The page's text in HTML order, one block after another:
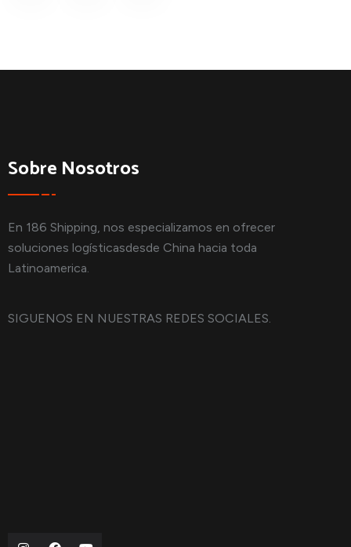
Sobre Nosotros
En 186 Shipping, nos especializamos en ofrecer
soluciones logísticasdesde China hacia toda
Latinoamerica.
SIGUENOS EN NUESTRAS REDES SOCIALES.